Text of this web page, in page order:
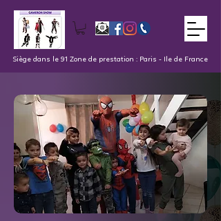
Siège dans le 91 Zone de prestation : Paris - Ile de France